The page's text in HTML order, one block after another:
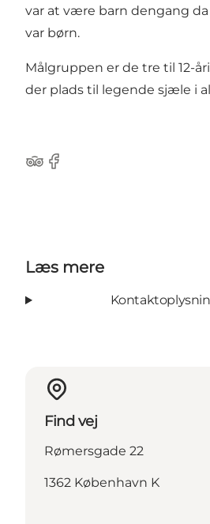
var at være barn dengang
var børn.
Målgruppen er de tre til 12-
der plads til legende sjæle i
Tripadvisor
Facebook
Læs mere
Find vej
Rømersgade 22
1362 København K